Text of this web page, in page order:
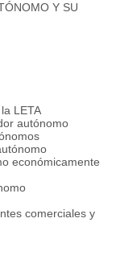
Y SU
LETA
autónomo
económicamente
comerciales y